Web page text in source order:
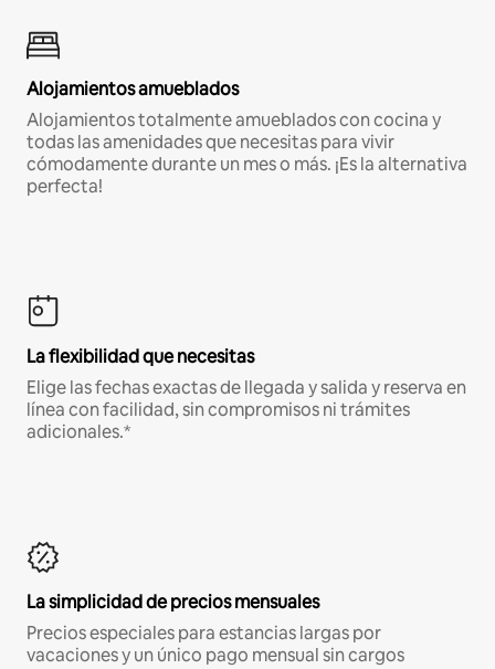
Alojamientos amueblados
Alojamientos totalmente amueblados con cocina y
todas las amenidades que necesitas para vivir
cómodamente durante un mes o más. ¡Es la alternativa
perfecta!
La flexibilidad que necesitas
Elige las fechas exactas de llegada y salida y reserva en
línea con facilidad, sin compromisos ni trámites
adicionales.*
La simplicidad de precios mensuales
Precios especiales para estancias largas por
vacaciones y un único pago mensual sin cargos